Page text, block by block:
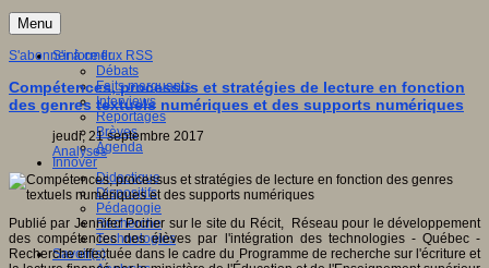
Menu
S'informer
Débats
Faits marquants
Interviews
Reportages
Brèves
Agenda
Innover
Didactique
Dispositifs
Pédagogie
Recherche
Technologies
Savoir(s)
S'abonner à ce flux RSS
Compétences, processus et stratégies de lecture en fonction
des genres textuels numériques et des supports numériques
jeudi, 21 septembre 2017
Analyses
Publié par Jennifer Poirier sur le site du Récit, Réseau pour le développement
des compétences des élèves par l'intégration des technologies - Québec -
Recherche effectuée dans le cadre du Programme de recherche sur l'écriture et